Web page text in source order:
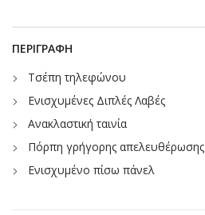
ΠΕΡΙΓΡΑΦΉ
Τσέπη τηλεφώνου
Ενισχυμένες Διπλές Λαβές
Ανακλαστική ταινία
Πόρπη γρήγορης απελευθέρωσης
Ενισχυμένο πίσω πάνελ